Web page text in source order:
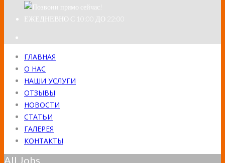
ЕЖЕДНЕВНО С 10:00 ДО 22:00
ГЛАВНАЯ
О НАС
НАШИ УСЛУГИ
ОТЗЫВЫ
НОВОСТИ
СТАТЬИ
ГАЛЕРЕЯ
КОНТАКТЫ
All Jobs